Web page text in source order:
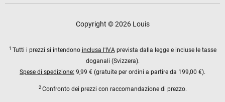
Copyright © 2026 Louis
1 Tutti i prezzi si intendono inclusa l'IVAprevista dalla legge e incluse le tasse
doganali (Svizzera).
Spese di spedizione: 9,99 € (gratuite per ordini a partire da 199,00 €).
2 Confronto dei prezzi con raccomandazione di prezzo.